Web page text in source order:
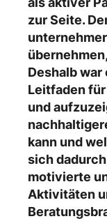
zur Seite.
Deshalb
Leitfaden
und
kann und
sich
motivierte
Aktivitäten